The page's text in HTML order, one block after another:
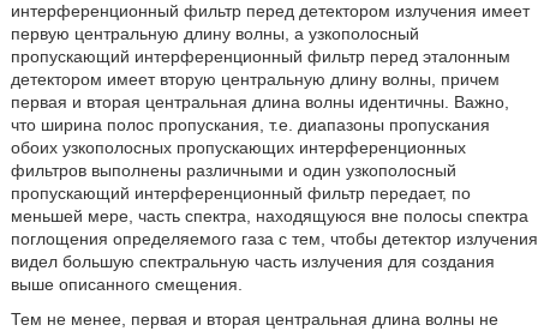
интерференционный фильтр перед детектором излучения имеет
первую центральную длину волны, а узкополосный
пропускающий интерференционный фильтр перед эталонным
детектором имеет вторую центральную длину волны, причем
первая и вторая центральная длина волны идентичны. Важно,
что ширина полос пропускания, т.е. диапазоны пропускания
обоих узкополосных пропускающих интерференционных
фильтров выполнены различными и один узкополосный
пропускающий интерференционный фильтр передает, по
меньшей мере, часть спектра, находящуюся вне полосы спектра
поглощения определяемого газа с тем, чтобы детектор излучения
видел большую спектральную часть излучения для создания
выше описанного смещения.
Тем не менее, первая и вторая центральная длина волны не